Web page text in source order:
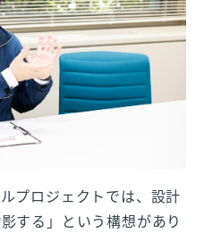
プロジェクトでは、設計
する」という構想があり